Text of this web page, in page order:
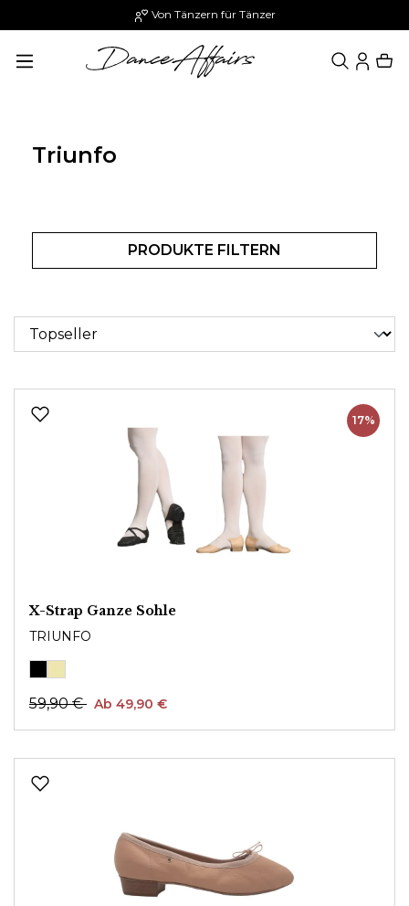
Von Tänzern für Tänzer
Triunfo
PRODUKTE FILTERN
17%
X-Strap Ganze Sohle
TRIUNFO
59,90 € Ab 49,90 €